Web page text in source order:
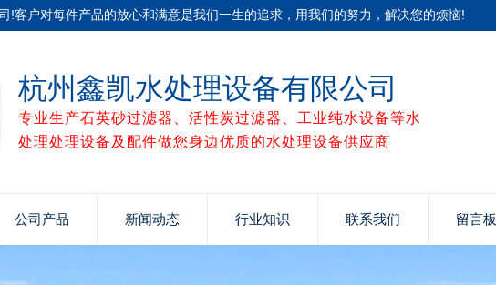
!客户对每件产品的放心和满意是我们一生的追求，用我们的努力，解决您的烦恼!
杭州鑫凯水处理设备有限公司
专业生产石英砂过滤器、活性炭过滤器、工业纯水设备等水
处理处理设备及配件做您身边优质的水处理设备供应商
公司产品 新闻动态 行业知识 联系我们 留言板